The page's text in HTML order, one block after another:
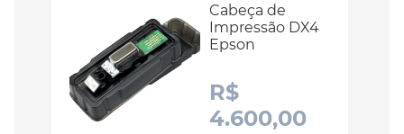
Cabeça de
Impressão DX4
Epson
R$
4.600,00